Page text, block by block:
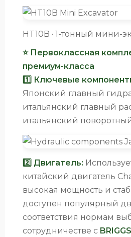
HT10B · 1-тонный мини-
⭐ Первоклассная
премиум-класса
1️⃣ Ключевые
Японский главный
итальянский главный
итальянский
2️⃣ Двигатель:
китайский двигатель
высокая мощность и
доступен популярный
соответствия нормам
сотрудничестве с